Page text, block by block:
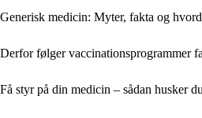
Generisk medicin: Myter, fakta og
Derfor følger vaccinationsprogrammer
Få styr på din medicin – sådan husker